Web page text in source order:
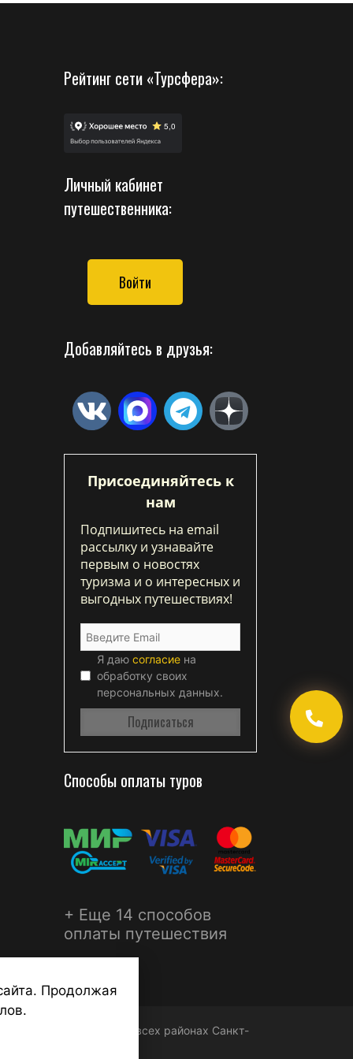
Рейтинг сети «Турсфера»:
Личный кабинет
путешественника:
Войти
Добавляйтесь в друзья:
Присоединяйтесь к
нам
Подпишитесь на email
рассылку и узнавайте
первым о новостях
туризма и о интересных и
выгодных путешествиях!
Я даю согласие на
обработку своих
персональных данных.
Способы оплаты туров
+ Еще 14 способов
оплаты путешествия
- турагентства во всех районах Санкт-
Продолжая